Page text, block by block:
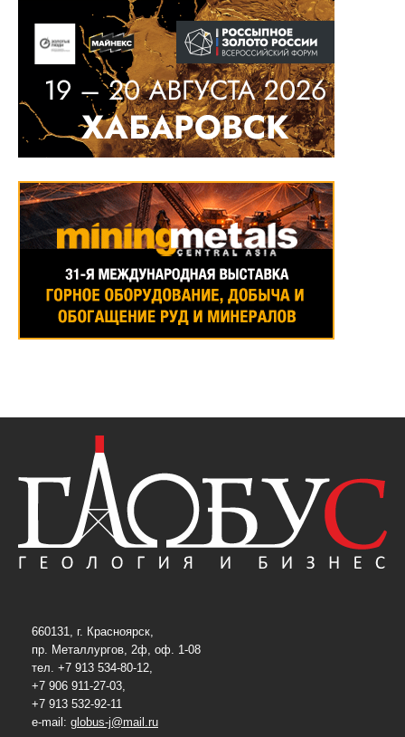
660131, г. Красноярск,
пр. Металлургов, 2ф, оф. 1-08
тел. +7 913 534-80-12,
+7 906 911-27-03,
+7 913 532-92-11
e-mail: globus-j@mail.ru